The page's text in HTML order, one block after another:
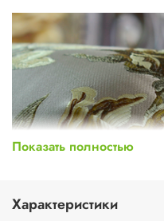
Показать полностью
Характеристики